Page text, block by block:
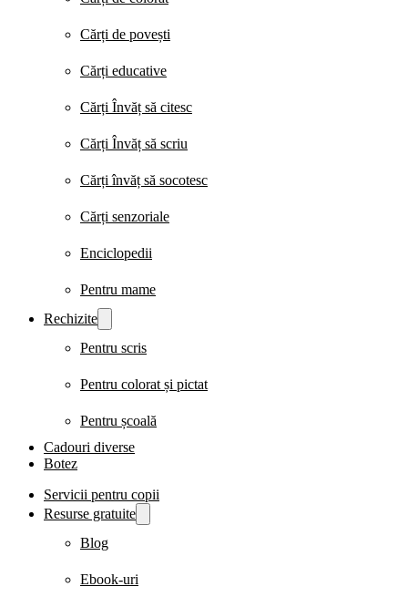
Cărți de povești
Cărți educative
Cărți Învăț să citesc
Cărți Învăț să scriu
Cărți învăț să socotesc
Cărți senzoriale
Enciclopedii
Pentru mame
Rechizite
Pentru scris
Pentru colorat și pictat
Pentru școală
Cadouri diverse
Botez
Servicii pentru copii
Resurse gratuite
Blog
Ebook-uri